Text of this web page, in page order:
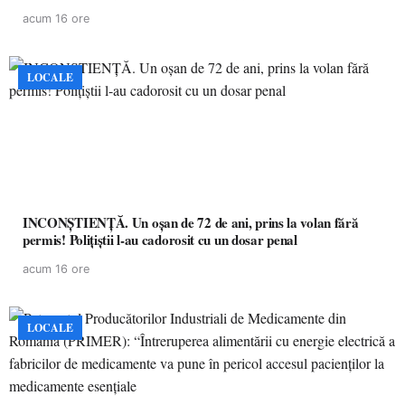
acum 16 ore
LOCALE
INCONȘTIENȚĂ. Un oșan de 72 de ani, prins la volan fără
permis! Polițiștii l-au cadorosit cu un dosar penal
acum 16 ore
LOCALE